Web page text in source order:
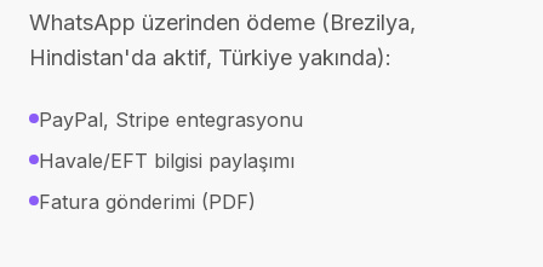
WhatsApp üzerinden ödeme (Brezilya,
Hindistan'da aktif, Türkiye yakında):
PayPal, Stripe entegrasyonu
Havale/EFT bilgisi paylaşımı
Fatura gönderimi (PDF)